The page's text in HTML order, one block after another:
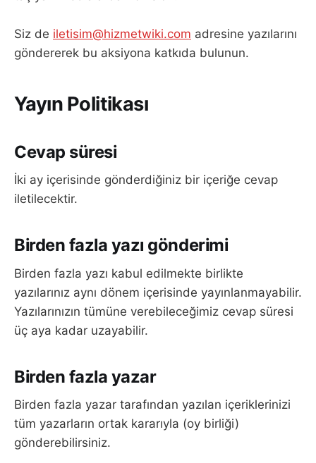
Siz de iletisim@hizmetwiki.com adresine yazılarını
göndererek bu aksiyona katkıda bulunun.
Yayın Politikası
Cevap süresi
İki ay içerisinde gönderdiğiniz bir içeriğe cevap
iletilecektir.
Birden fazla yazı gönderimi
Birden fazla yazı kabul edilmekte birlikte
yazılarınız aynı dönem içerisinde yayınlanmayabilir.
Yazılarınızın tümüne verebileceğimiz cevap süresi
üç aya kadar uzayabilir.
Birden fazla yazar
Birden fazla yazar tarafından yazılan içeriklerinizi
tüm yazarların ortak kararıyla (oy birliği)
gönderebilirsiniz.